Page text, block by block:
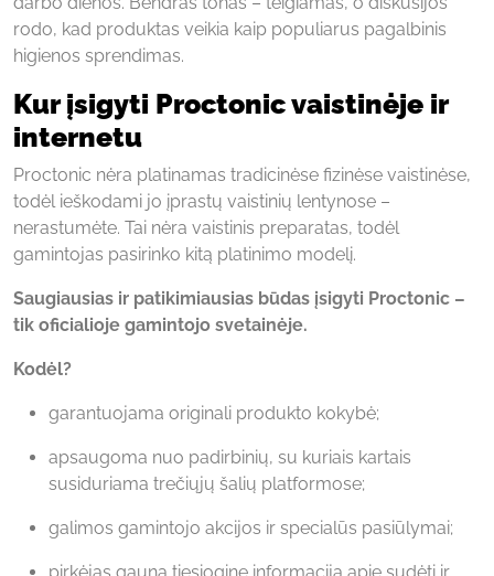
rodo, kad produktas veikia kaip populiarus pagalbinis
higienos sprendimas.
Kur įsigyti Proctonic vaistinėje ir
internetu
Proctonic nėra platinamas tradicinėse fizinėse vaistinėse,
todėl ieškodami jo įprastų vaistinių lentynose –
nerastumėte. Tai nėra vaistinis preparatas, todėl
gamintojas pasirinko kitą platinimo modelį.
Saugiausias ir patikimiausias būdas įsigyti Proctonic –
tik oficialioje gamintojo svetainėje.
Kodėl?
garantuojama originali produkto kokybė;
apsaugoma nuo padirbinių, su kuriais kartais
susiduriama trečiųjų šalių platformose;
galimos gamintojo akcijos ir specialūs pasiūlymai;